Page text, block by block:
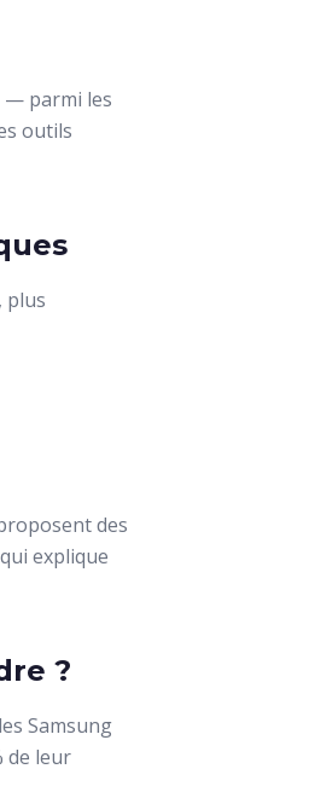
— parmi les
outils
plus
des
explique
?
Samsung
de leur